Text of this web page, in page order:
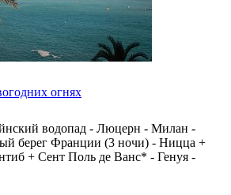
огнях
водопад - Люцерн - Милан -
берег Франции (3 ночи) - Ницца +
+ Сент Поль де Ванс* - Генуя -